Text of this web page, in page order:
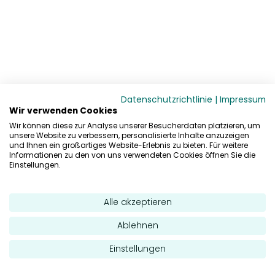
Datenschutzrichtlinie | Impressum
Wir verwenden Cookies
Wir können diese zur Analyse unserer Besucherdaten platzieren, um
unsere Website zu verbessern, personalisierte Inhalte anzuzeigen
und Ihnen ein großartiges Website-Erlebnis zu bieten. Für weitere
Informationen zu den von uns verwendeten Cookies öffnen Sie die
Einstellungen.
Alle akzeptieren
Ablehnen
Einstellungen